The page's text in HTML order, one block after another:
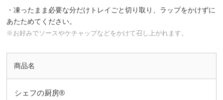
・凍ったまま必要な分だけトレイごと切り取り、ラップをかけずに
あたためてください。
※お好みでソースやケチャップなどをかけて召し上がれます。
商品名
シェフの厨房®